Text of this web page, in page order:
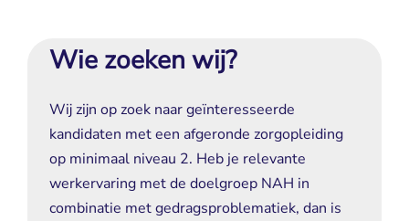
Wie zoeken wij?
Wij zijn op zoek naar geïnteresseerde
kandidaten met een afgeronde zorgopleiding
op minimaal niveau 2. Heb je relevante
werkervaring met de doelgroep NAH in
combinatie met gedragsproblematiek, dan is